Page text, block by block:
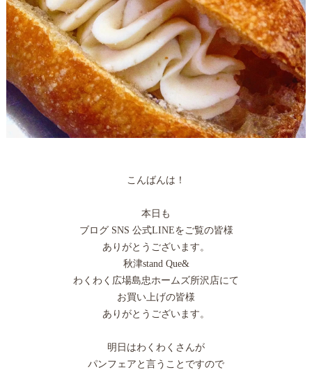
こんばんは！
本日も
ブログ SNS 公式LINEをご覧の皆様
ありがとうございます。
秋津stand Que&
わくわく広場島忠ホームズ所沢店にて
お買い上げの皆様
ありがとうございます。
明日はわくわくさんが
パンフェアと言うことですので